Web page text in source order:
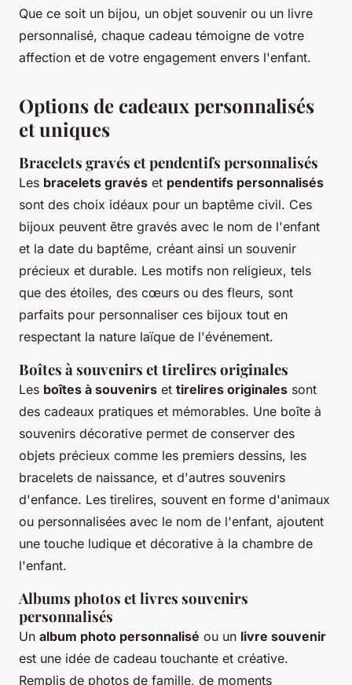
Que ce soit un bijou, un objet souvenir ou un livre
personnalisé, chaque cadeau témoigne de votre
affection et de votre engagement envers l'enfant.
Options de cadeaux personnalisés
et uniques
Bracelets gravés et pendentifs personnalisés
Les bracelets gravés et pendentifs personnalisés
sont des choix idéaux pour un baptême civil. Ces
bijoux peuvent être gravés avec le nom de l'enfant
et la date du baptême, créant ainsi un souvenir
précieux et durable. Les motifs non religieux, tels
que des étoiles, des cœurs ou des fleurs, sont
parfaits pour personnaliser ces bijoux tout en
respectant la nature laïque de l'événement.
Boîtes à souvenirs et tirelires originales
Les boîtes à souvenirs et tirelires originales sont
des cadeaux pratiques et mémorables. Une boîte à
souvenirs décorative permet de conserver des
objets précieux comme les premiers dessins, les
bracelets de naissance, et d'autres souvenirs
d'enfance. Les tirelires, souvent en forme d'animaux
ou personnalisées avec le nom de l'enfant, ajoutent
une touche ludique et décorative à la chambre de
l'enfant.
Albums photos et livres souvenirs
personnalisés
Un album photo personnalisé ou un livre souvenir
est une idée de cadeau touchante et créative.
Remplis de photos de famille, de moments